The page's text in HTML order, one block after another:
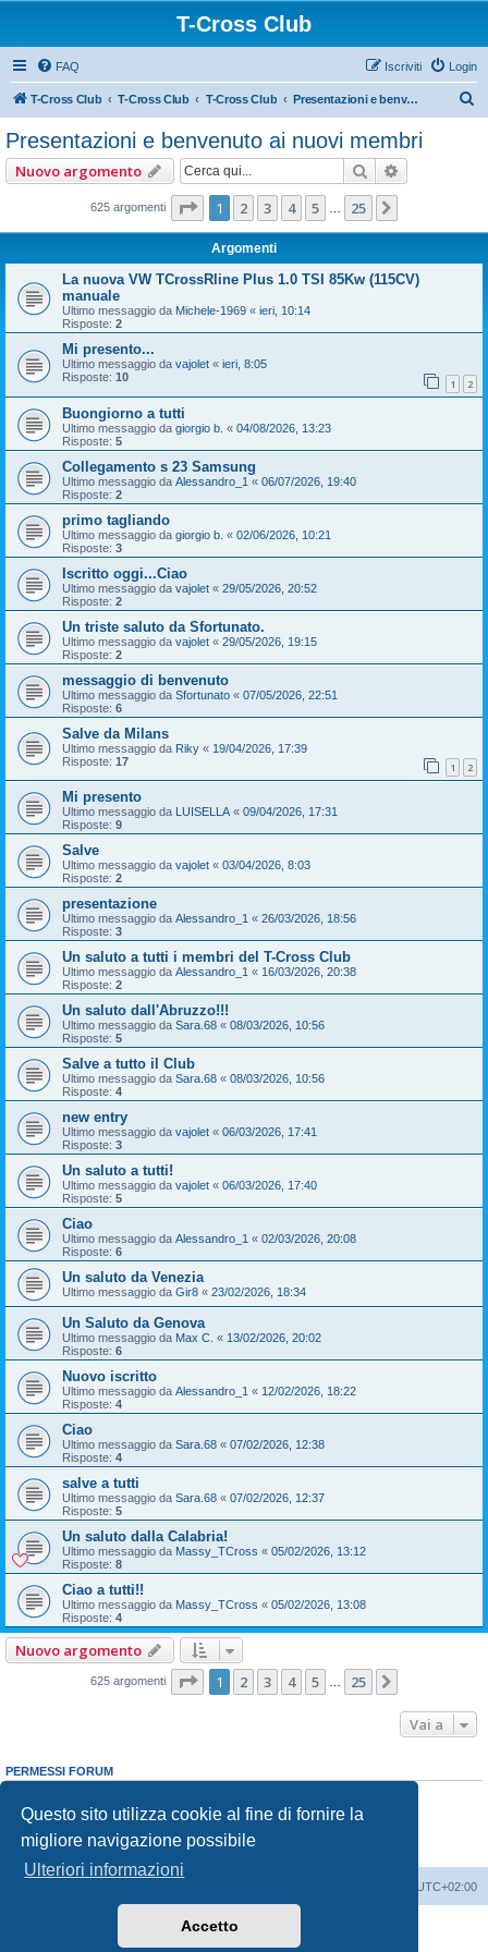
Questo sito utilizza cookie al fine di fornire la
migliore navigazione possibile
Ulteriori informazioni
Accetto
T-Cross Club
FAQ Login
Iscriviti
T-Cross Club T-Cross Club T-Cross Club Presentazioni e benvenuto ai nuovi membri
Presentazioni e benvenuto ai nuovi membri
Nuovo argomento Cerca
625 argomenti Pagina di 25
1 2 3 4 5 25
Argomenti
La nuova VW TCrossRline Plus 1.0 TSI 85Kw (115CV)
manuale
Ultimo messaggio da Michele-1969 « ieri, 10:14
Risposte: 2
Mi presento...
Ultimo messaggio da vajolet « ieri, 8:05
Risposte: 10 1 2
Buongiorno a tutti
Ultimo messaggio da giorgio b. « 04/08/2026, 13:23
Risposte: 5
Collegamento s 23 Samsung
Ultimo messaggio da Alessandro_1 « 06/07/2026, 19:40
Risposte: 2
primo tagliando
Ultimo messaggio da giorgio b. « 02/06/2026, 10:21
Risposte: 3
Iscritto oggi...Ciao
Ultimo messaggio da vajolet « 29/05/2026, 20:52
Risposte: 2
Un triste saluto da Sfortunato.
Ultimo messaggio da vajolet « 29/05/2026, 19:15
Risposte: 2
messaggio di benvenuto
Ultimo messaggio da Sfortunato « 07/05/2026, 22:51
Risposte: 6
Salve da Milans
Ultimo messaggio da Riky « 19/04/2026, 17:39
Risposte: 17 1 2
Mi presento
Ultimo messaggio da LUISELLA « 09/04/2026, 17:31
Risposte: 9
Salve
Ultimo messaggio da vajolet « 03/04/2026, 8:03
Risposte: 2
presentazione
Ultimo messaggio da Alessandro_1 « 26/03/2026, 18:56
Risposte: 3
Un saluto a tutti i membri del T-Cross Club
Ultimo messaggio da Alessandro_1 « 16/03/2026, 20:38
Risposte: 2
Un saluto dall'Abruzzo!!!
Ultimo messaggio da Sara.68 « 08/03/2026, 10:56
Risposte: 5
Salve a tutto il Club
Ultimo messaggio da Sara.68 « 08/03/2026, 10:56
Risposte: 4
new entry
Ultimo messaggio da vajolet « 06/03/2026, 17:41
Risposte: 3
Un saluto a tutti!
Ultimo messaggio da vajolet « 06/03/2026, 17:40
Risposte: 5
Ciao
Ultimo messaggio da Alessandro_1 « 02/03/2026, 20:08
Risposte: 6
Un saluto da Venezia
Ultimo messaggio da Gir8 « 23/02/2026, 18:34
Un Saluto da Genova
Ultimo messaggio da Max C. « 13/02/2026, 20:02
Risposte: 6
Nuovo iscritto
Ultimo messaggio da Alessandro_1 « 12/02/2026, 18:22
Risposte: 4
Ciao
Ultimo messaggio da Sara.68 « 07/02/2026, 12:38
Risposte: 4
salve a tutti
Ultimo messaggio da Sara.68 « 07/02/2026, 12:37
Risposte: 5
Un saluto dalla Calabria!
Ultimo messaggio da Massy_TCross « 05/02/2026, 13:12
Risposte: 8
Ciao a tutti!!
Ultimo messaggio da Massy_TCross « 05/02/2026, 13:08
Risposte: 4
Nuovo argomento
625 argomenti Pagina di 25
1 2 3 4 5 25
Vai a
PERMESSI FORUM
Non puoi
rispondere negli argomenti
Non puoimodificare i tuoi messaggi
Non puoicancellare i tuoi messaggi
Non puoi
inviare allegati
UTC+02:00
phpBB® Forum Software © phpBB Limited
phpBB-Italia.it